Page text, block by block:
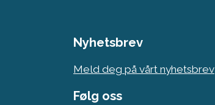
Nyhetsbrev
Meld deg på vårt nyhetsbrev
Følg oss